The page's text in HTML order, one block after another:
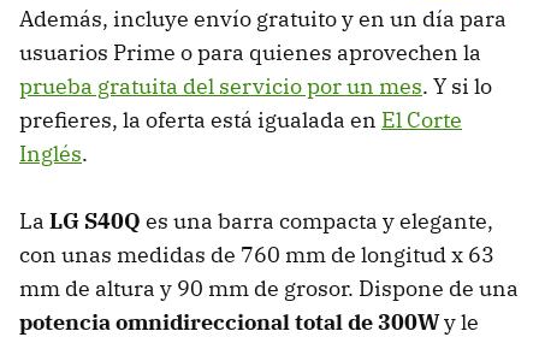
Además, incluye envío gratuito y en un día para
usuarios Prime o para quienes aprovechen la
prueba gratuita del servicio por un mes. Y si lo
prefieres, la oferta está igualada en El Corte
Inglés.
La LG S40Q es una barra compacta y elegante,
con unas medidas de 760 mm de longitud x 63
mm de altura y 90 mm de grosor. Dispone de una
potencia omnidireccional total de 300Wy le